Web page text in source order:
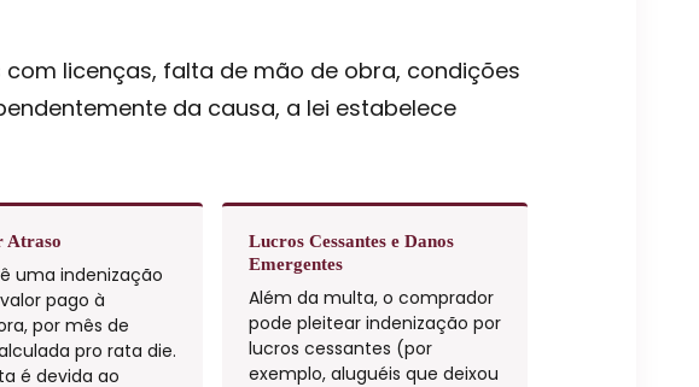
licenças, falta de mão de obra, condições
da causa, a lei estabelece
Atraso
uma indenização
pago à
por mês de
pro rata die.
é devida ao
Lucros Cessantes e Danos
Emergentes
Além da multa, o comprador
pode pleitear indenização por
lucros cessantes (por
exemplo, aluguéis que deixou